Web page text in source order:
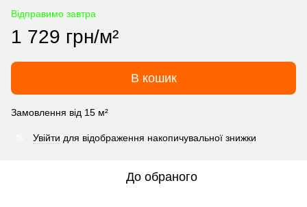
Відправимо завтра
1 729 грн/м²
В кошик
Замовлення від 15 м²
Увійти для відображення накопичувальної знижки
До обраного